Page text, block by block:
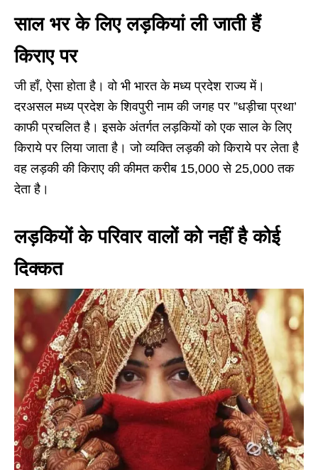
साल भर के लिए लड़कियां ली जाती हैं
किराए पर
जी हाँ, ऐसा होता है। वो भी भारत के मध्य प्रदेश राज्य में।
दरअसल मध्य प्रदेश के शिवपुरी नाम की जगह पर ”धड़ीचा प्रथा’
काफी प्रचलित है। इसके अंतर्गत लड़कियों को एक साल के लिए
किराये पर लिया जाता है। जो व्यक्ति लड़की को किराये पर लेता है
वह लड़की की किराए की कीमत करीब 15,000 से 25,000 तक
देता है।
लड़कियों के परिवार वालों को नहीं है कोई
दिक्कत